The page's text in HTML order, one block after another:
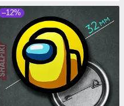
–12%